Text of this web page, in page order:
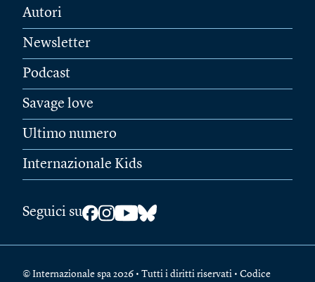
Autori
Newsletter
Podcast
Savage love
Ultimo numero
Internazionale Kids
Seguici su
© Internazionale spa 2026 • Tutti i diritti riservati • Codice